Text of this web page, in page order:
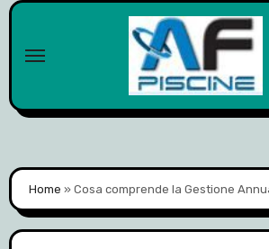
Skip
content
Home » Cosa comprende la Gestione